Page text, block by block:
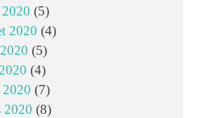
(5)
2020 (4)
(5)
(4)
(7)
2020 (8)